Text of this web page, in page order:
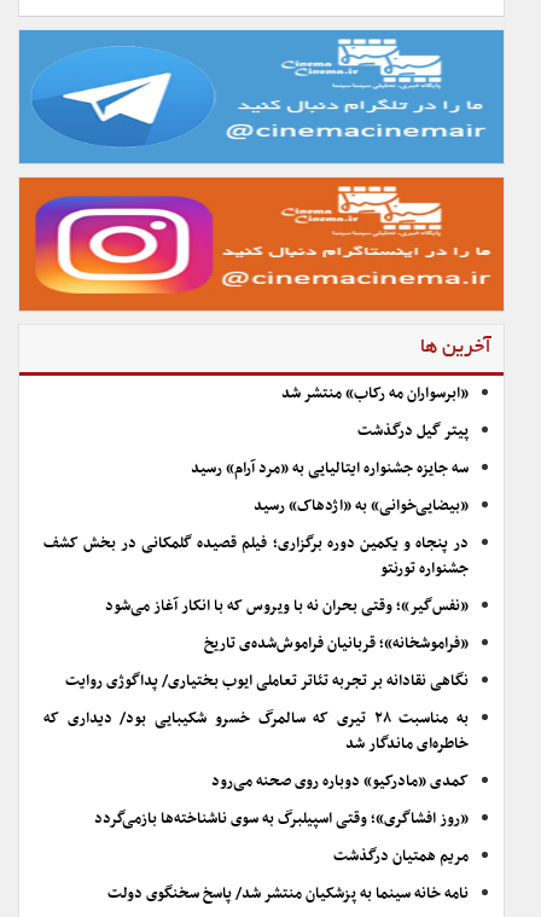
آخرین ها
«ابرسواران مه رکاب» منتشر شد
پیتر گیل درگذشت
سه جایزه جشنواره ایتالیایی به «مرد آرام» رسید
«بیضایی‌خوانی» به «اژدهاک» رسید
در پنجاه و یکمین دوره برگزاری؛ فیلم قصیده گلمکانی در بخش کشف
جشنواره تورنتو
«نفس‌گیر»؛ وقتی بحران نه با ویروس که با انکار آغاز می‌شود
«فراموشخانه»؛ قربانیان فراموش‌شده‌ی تاریخ
نگاهی نقادانه بر تجربه تئاتر تعاملی ایوب بختیاری/ پداگوژی روایت
به مناسبت ۲۸ تیری که سالمرگ خسرو شکیبایی بود/ دیداری که
خاطره‌ای ماندگار شد
کمدی «مادرکیو» دوباره روی صحنه می‌رود
«روز افشاگری»؛ وقتی اسپیلبرگ به سوی ناشناخته‌ها بازمی‌گردد
مریم همتیان درگذشت
نامه خانه سینما به پزشکیان منتشر شد/ پاسخ سخنگوی دولت